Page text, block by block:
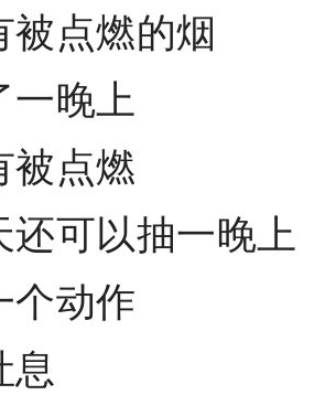
被点燃的烟
晚上
被点燃
还可以抽一晚上
个动作
息